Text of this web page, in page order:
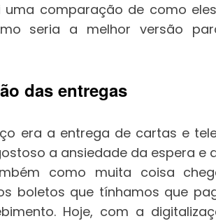
uma comparação de como
seria a melhor versão
das entregas
era a entrega de cartas e
a ansiedade da espera e
como muita coisa
boletos que tínhamos que
Hoje, com a